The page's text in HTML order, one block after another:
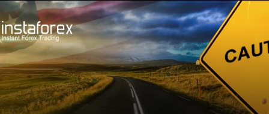
Минимальные